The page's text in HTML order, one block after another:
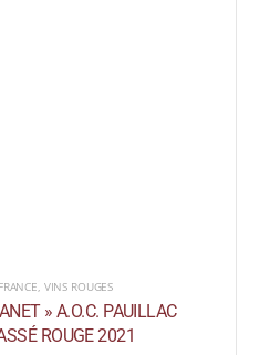
, VINS ROUGES
» A.O.C. PAUILLAC
ROUGE 2021